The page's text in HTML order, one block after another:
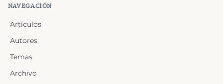
NAVEGACIÓN
Artículos
Autores
Temas
Archivo